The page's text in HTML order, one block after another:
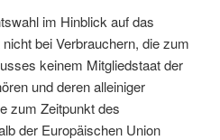
im Hinblick auf das
bei Verbrauchern, die zum
keinem Mitgliedstaat der
und deren alleiniger
zum Zeitpunkt des
der Europäischen Union